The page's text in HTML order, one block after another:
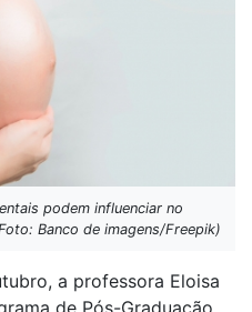
podem influenciar no
Banco de imagens/Freepik)
a professora Eloisa